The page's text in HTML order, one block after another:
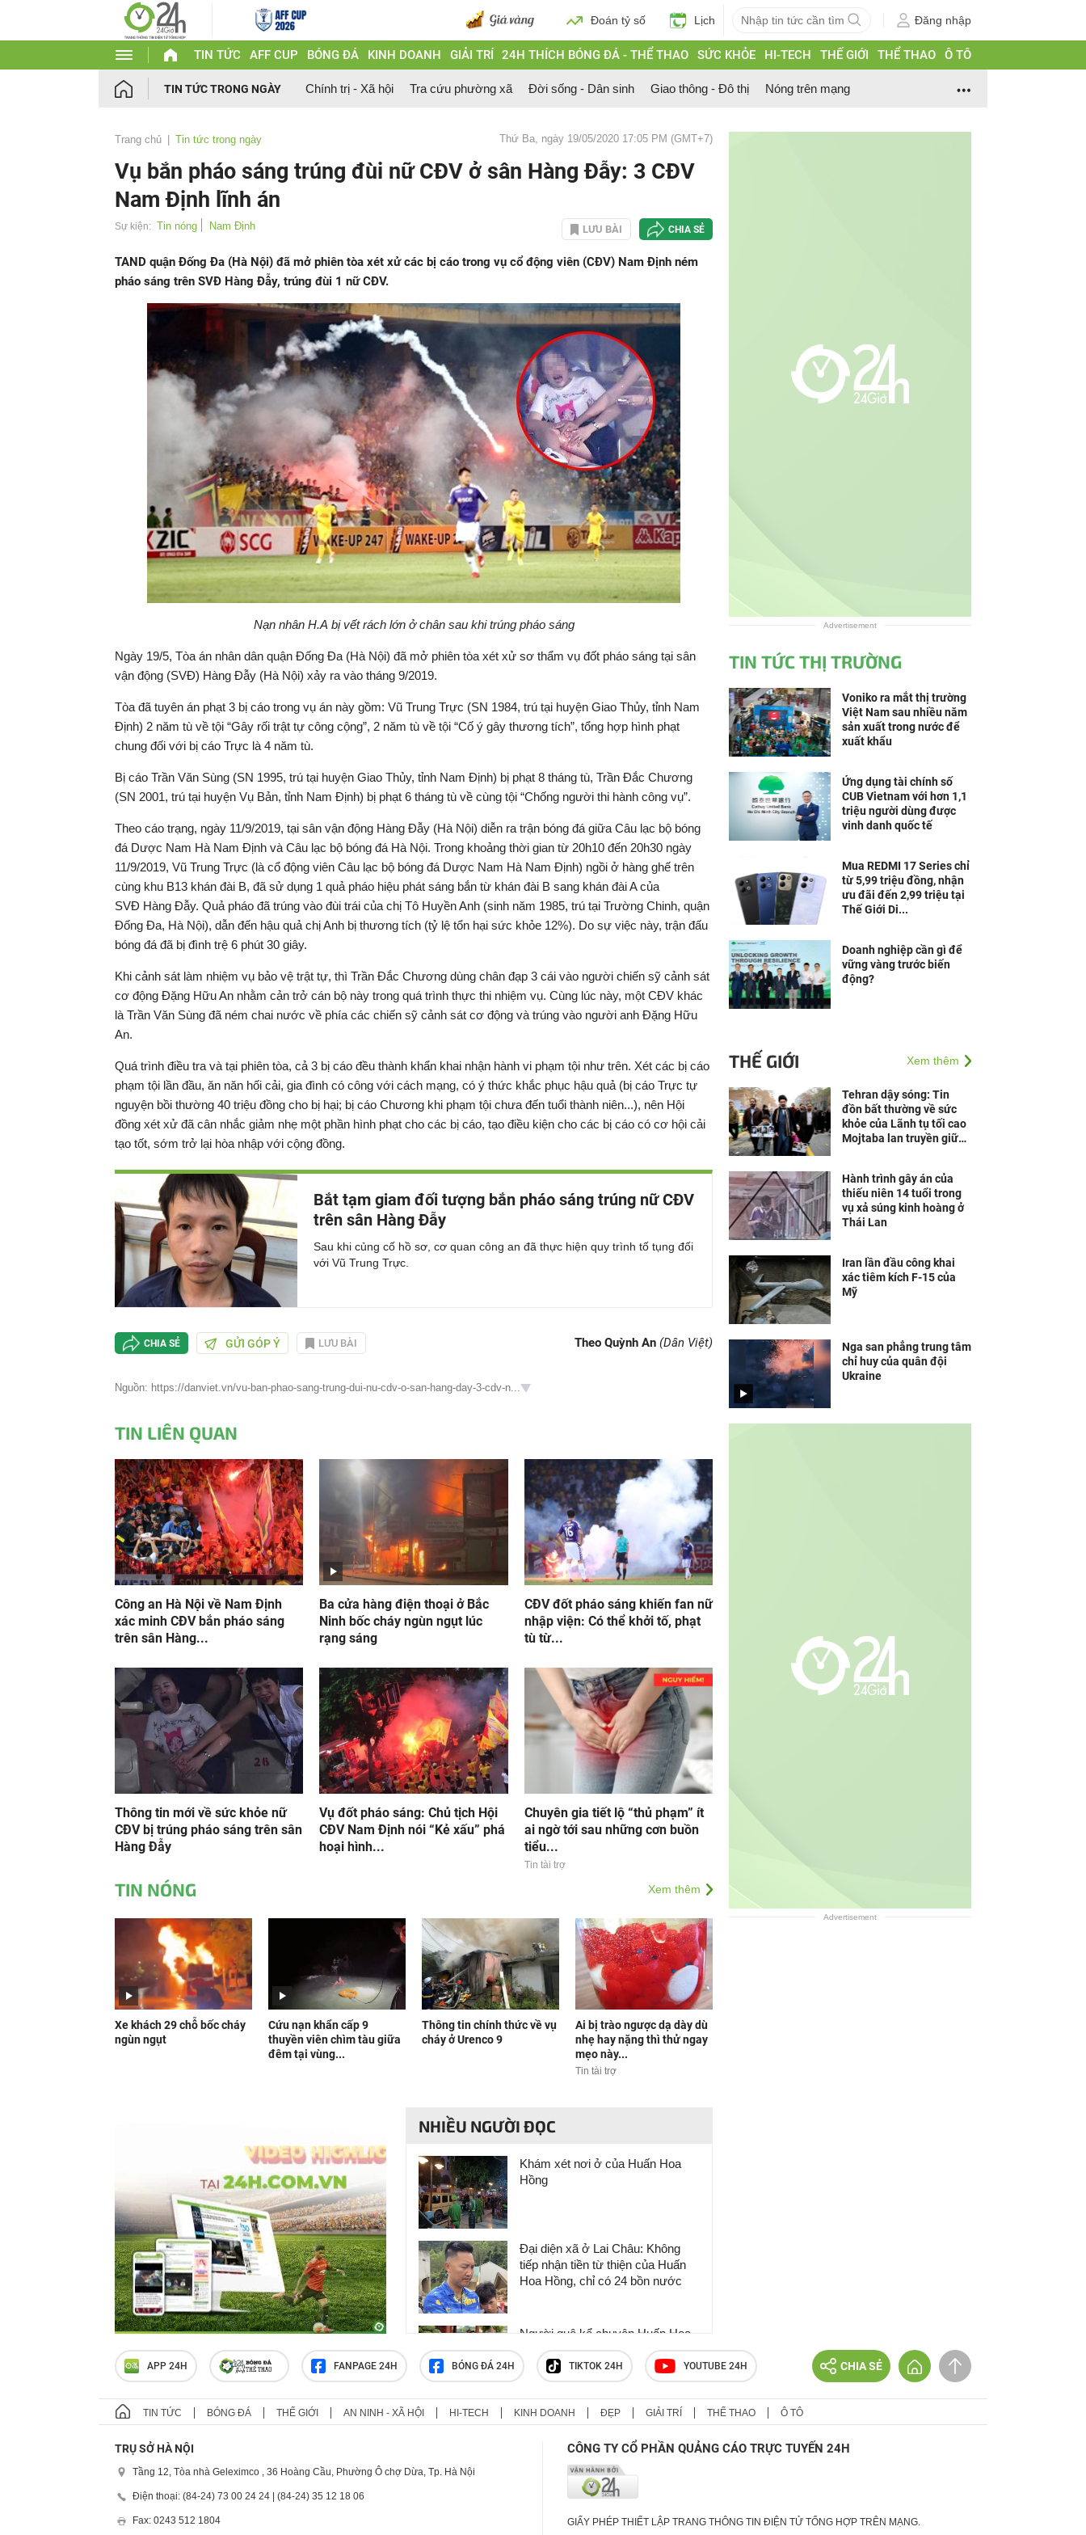
Đoán tỷ số Lịch Đăng nhập
TIN TỨC AFF CUP BÓNG ĐÁ KINH DOANH GIẢI TRÍ 24H THÍCH BÓNG ĐÁ - THỂ THAO SỨC KHỎE HI-TECH THẾ GIỚI THỂ THAO Ô TÔ
TIN TỨC TRONG NGÀY Chính trị - Xã hội Tra cứu phường xã Đời sống - Dân sinh Giao thông - Đô thị Nóng trên mạng
Trang chủ Tin tức trong ngày Thứ Ba, ngày 19/05/2020 17:05 PM (GMT+7)
Vụ bắn pháo sáng trúng đùi nữ CĐV ở sân Hàng Đẫy: 3 CĐV
Nam Định lĩnh án
Sự kiện: Tin nóng Nam Định LƯU BÀI CHIA SẺ
TAND quận Đống Đa (Hà Nội) đã mở phiên tòa xét xử các bị cáo trong vụ cổ động viên (CĐV) Nam Định ném
pháo sáng trên SVĐ Hàng Đẫy, trúng đùi 1 nữ CĐV.
Nạn nhân H.A bị vết rách lớn ở chân sau khi trúng pháo sáng
Ngày 19/5, Tòa án nhân dân quận Đống Đa (Hà Nội) đã mở phiên tòa xét xử sơ thẩm vụ đốt pháo sáng tại sân
vận động (SVĐ) Hàng Đẫy (Hà Nội) xảy ra vào tháng 9/2019.
Tòa đã tuyên án phạt 3 bị cáo trong vụ án này gồm: Vũ Trung Trực (SN 1984, trú tại huyện Giao Thủy, tỉnh Nam
Định) 2 năm tù về tội “Gây rối trật tự công cộng”, 2 năm tù về tội “Cố ý gây thương tích”, tổng hợp hình phạt
chung đối với bị cáo Trực là 4 năm tù.
Bị cáo Trần Văn Sùng (SN 1995, trú tại huyện Giao Thủy, tỉnh Nam Định) bị phạt 8 tháng tù, Trần Đắc Chương
(SN 2001, trú tại huyện Vụ Bản, tỉnh Nam Định) bị phạt 6 tháng tù về cùng tội “Chống người thi hành công vụ”.
Theo cáo trạng, ngày 11/9/2019, tại sân vận động Hàng Đẫy (Hà Nội) diễn ra trận bóng đá giữa Câu lạc bộ bóng
đá Dược Nam Hà Nam Định và Câu lạc bộ bóng đá Hà Nội. Trong khoảng thời gian từ 20h10 đến 20h30 ngày
11/9/2019, Vũ Trung Trực (là cổ động viên Câu lạc bộ bóng đá Dược Nam Hà Nam Định) ngồi ở hàng ghế trên
cùng khu B13 khán đài B, đã sử dụng 1 quả pháo hiệu phát sáng bắn từ khán đài B sang khán đài A của
SVĐ Hàng Đẫy. Quả pháo đã trúng vào đùi trái của chị Tô Huyền Anh (sinh năm 1985, trú tại Trường Chinh, quận
Đống Đa, Hà Nội), dẫn đến hậu quả chị Anh bị thương tích (tỷ lệ tổn hại sức khỏe 12%). Do sự việc này, trận đấu
bóng đá đã bị đình trệ 6 phút 30 giây.
Khi cảnh sát làm nhiệm vụ bảo vệ trật tự, thì Trần Đắc Chương dùng chân đạp 3 cái vào người chiến sỹ cảnh sát
cơ động Đặng Hữu An nhằm cản trở cán bộ này trong quá trình thực thi nhiệm vụ. Cùng lúc này, một CĐV khác
là Trần Văn Sùng đã ném chai nước về phía các chiến sỹ cảnh sát cơ động và trúng vào người anh Đặng Hữu
An.
Quá trình điều tra và tại phiên tòa, cả 3 bị cáo đều thành khẩn khai nhận hành vi phạm tội như trên. Xét các bị cáo
phạm tội lần đầu, ăn năn hối cải, gia đình có công với cách mạng, có ý thức khắc phục hậu quả (bị cáo Trực tự
nguyện bồi thường 40 triệu đồng cho bị hại; bị cáo Chương khi phạm tội chưa đến tuổi thành niên...), nên Hội
đồng xét xử đã cân nhắc giảm nhẹ một phần hình phạt cho các bị cáo, tạo điều kiện cho các bị cáo có cơ hội cải
tạo tốt, sớm trở lại hòa nhập với cộng đồng.
Bắt tạm giam đối tượng bắn pháo sáng trúng nữ CĐV
trên sân Hàng Đẫy
Sau khi củng cố hồ sơ, cơ quan công an đã thực hiện quy trình tố tụng đối
với Vũ Trung Trực.
CHIA SẺ GỬI GÓP Ý LƯU BÀI Theo Quỳnh An (Dân Việt)
Nguồn: https://danviet.vn/vu-ban-phao-sang-trung-dui-nu-cdv-o-san-hang-day-3-cdv-n...
TIN LIÊN QUAN
Công an Hà Nội về Nam Định
xác minh CĐV bắn pháo sáng
trên sân Hàng...
Ba cửa hàng điện thoại ở Bắc
Ninh bốc cháy ngùn ngụt lúc
rạng sáng
CĐV đốt pháo sáng khiến fan nữ
nhập viện: Có thể khởi tố, phạt
tù từ...
Thông tin mới về sức khỏe nữ
CĐV bị trúng pháo sáng trên sân
Hàng Đẫy
Vụ đốt pháo sáng: Chủ tịch Hội
CĐV Nam Định nói “Kẻ xấu” phá
hoại hình...
Chuyên gia tiết lộ “thủ phạm” ít
ai ngờ tới sau những cơn buồn
tiểu...
Tin tài trợ
TIN NÓNG Xem thêm
Xe khách 29 chỗ bốc cháy
ngùn ngụt
Cứu nạn khẩn cấp 9
thuyền viên chìm tàu giữa
đêm tại vùng...
Thông tin chính thức về vụ
cháy ở Urenco 9
Ai bị trào ngược dạ dày dù
nhẹ hay nặng thì thử ngay
mẹo này...
Tin tài trợ
NHIỀU NGƯỜI ĐỌC
Khám xét nơi ở của Huấn Hoa
Hồng
Đại diện xã ở Lai Châu: Không
tiếp nhận tiền từ thiện của Huấn
Hoa Hồng, chỉ có 24 bồn nước
Người quê kể chuyện Huấn Hoa
Hồng
TikToker Khánh Sky, Vua Quạt,
Advertisement
TIN TỨC THỊ TRƯỜNG
Voniko ra mắt thị trường
Việt Nam sau nhiều năm
sản xuất trong nước để
xuất khẩu
Ứng dụng tài chính số
CUB Vietnam với hơn 1,1
triệu người dùng được
vinh danh quốc tế
Mua REDMI 17 Series chỉ
từ 5,99 triệu đồng, nhận
ưu đãi đến 2,99 triệu tại
Thế Giới Di...
Doanh nghiệp cần gì để
vững vàng trước biến
động?
THẾ GIỚI Xem thêm
Tehran dậy sóng: Tin
đồn bất thường về sức
khỏe của Lãnh tụ tối cao
Mojtaba lan truyền giữa
Hành trình gây án của
thiếu niên 14 tuổi trong
vụ xả súng kinh hoàng ở
Thái Lan
Iran lần đầu công khai
xác tiêm kích F-15 của
Mỹ
Nga san phẳng trung tâm
chỉ huy của quân đội
Ukraine
Advertisement
APP 24H FANPAGE 24H BÓNG ĐÁ 24H TIKTOK 24H YOUTUBE 24H CHIA SẺ
TIN TỨC BÓNG ĐÁ THẾ GIỚI AN NINH - XÃ HỘI HI-TECH KINH DOANH ĐẸP GIẢI TRÍ THỂ THAO Ô TÔ
TRỤ SỞ HÀ NỘI
Tầng 12, Tòa nhà Geleximco , 36 Hoàng Cầu, Phường Ô chợ Dừa, Tp. Hà Nội
Điện thoại: (84-24) 73 00 24 24 | (84-24) 35 12 18 06
Fax: 0243 512 1804
CÔNG TY CỔ PHẦN QUẢNG CÁO TRỰC TUYẾN 24H
GIẤY PHÉP THIẾT LẬP TRANG THÔNG TIN ĐIỆN TỬ TỔNG HỢP TRÊN MẠNG.